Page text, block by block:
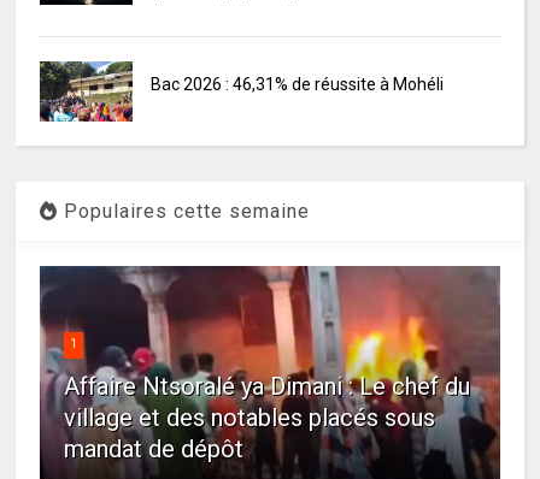
Bac 2026 : 46,31% de réussite à Mohéli
Populaires cette semaine
1
Affaire Ntsoralé ya Dimani : Le chef du
village et des notables placés sous
mandat de dépôt